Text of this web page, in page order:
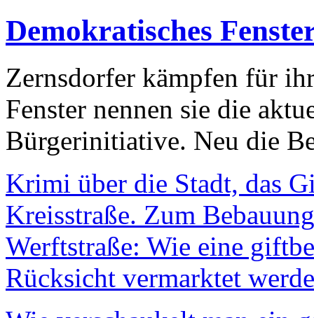
Demokratisches
Zernsdorfer kämpfen für
Fenster nennen sie die
Bürgerinitiative. Neu die
Krimi über die Stadt, das
Kreisstraße. Zum
Werftstraße: Wie eine
Rücksicht vermarktet